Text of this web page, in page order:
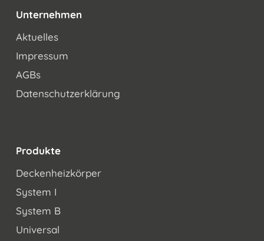
Unternehmen
Aktuelles
Impressum
AGBs
Datenschutzerklärung
Produkte
Deckenheizkörper
System I
System B
Universal